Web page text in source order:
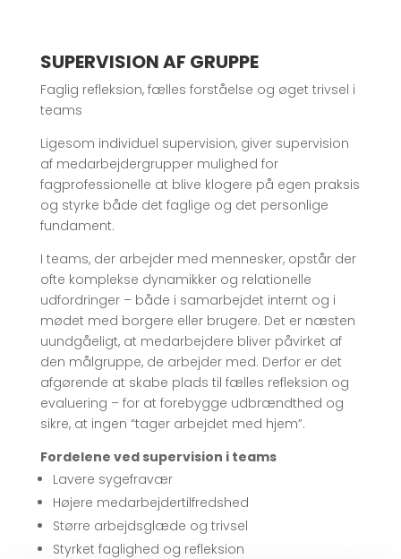
SUPERVISION AF GRUPPE
Faglig refleksion, fælles forståelse og øget trivsel i
teams
Ligesom individuel supervision, giver supervision
af medarbejdergrupper mulighed for
fagprofessionelle at blive klogere på egen praksis
og styrke både det faglige og det personlige
fundament.
I teams, der arbejder med mennesker, opstår der
ofte komplekse dynamikker og relationelle
udfordringer – både i samarbejdet internt og i
mødet med borgere eller brugere. Det er næsten
uundgåeligt, at medarbejdere bliver påvirket af
den målgruppe, de arbejder med. Derfor er det
afgørende at skabe plads til fælles refleksion og
evaluering – for at forebygge udbrændthed og
sikre, at ingen “tager arbejdet med hjem”.
Fordelene ved supervision i teams
Lavere sygefravær
Højere medarbejdertilfredshed
Større arbejdsglæde og trivsel
Styrket faglighed og refleksion